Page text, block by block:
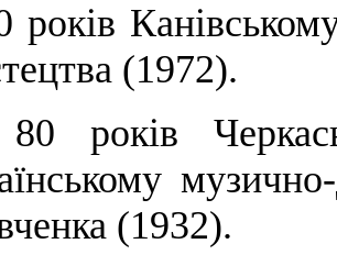
років
(1972).
років
(1932).